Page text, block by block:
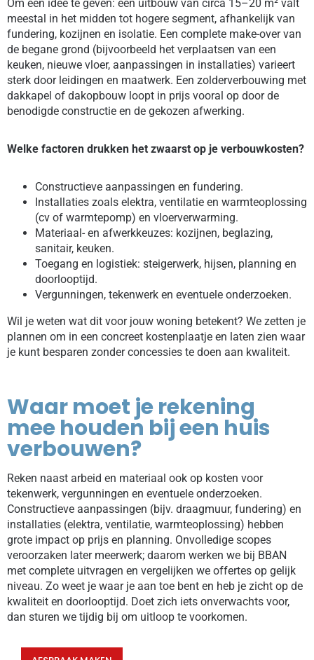
Om een idee te geven: een uitbouw van circa 15–20 m² valt
meestal in het midden tot hogere segment, afhankelijk van
fundering, kozijnen en isolatie. Een complete make-over van
de begane grond (bijvoorbeeld het verplaatsen van een
keuken, nieuwe vloer, aanpassingen in installaties) varieert
sterk door leidingen en maatwerk. Een zolderverbouwing met
dakkapel of dakopbouw loopt in prijs vooral op door de
benodigde constructie en de gekozen afwerking.
Welke factoren drukken het zwaarst op je verbouwkosten?
Constructieve aanpassingen en fundering.
Installaties zoals elektra, ventilatie en warmteoplossing
(cv of warmtepomp) en vloerverwarming.
Materiaal- en afwerkkeuzes: kozijnen, beglazing,
sanitair, keuken.
Toegang en logistiek: steigerwerk, hijsen, planning en
doorlooptijd.
Vergunningen, tekenwerk en eventuele onderzoeken.
Wil je weten wat dit voor jouw woning betekent? We zetten je
plannen om in een concreet kostenplaatje en laten zien waar
je kunt besparen zonder concessies te doen aan kwaliteit.
Waar moet je rekening
mee houden bij een huis
verbouwen?
Reken naast arbeid en materiaal ook op kosten voor
tekenwerk, vergunningen en eventuele onderzoeken.
Constructieve aanpassingen (bijv. draagmuur, fundering) en
installaties (elektra, ventilatie, warmteoplossing) hebben
grote impact op prijs en planning. Onvolledige scopes
veroorzaken later meerwerk; daarom werken we bij BBAN
met complete uitvragen en vergelijken we offertes op gelijk
niveau. Zo weet je waar je aan toe bent en heb je zicht op de
kwaliteit en doorlooptijd. Doet zich iets onverwachts voor,
dan sturen we tijdig bij om uitloop te voorkomen.